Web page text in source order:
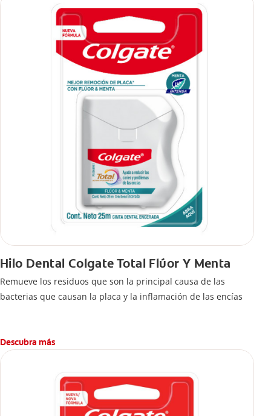
Hilo Dental Colgate Total Flúor Y Menta
Remueve los residuos que son la principal causa de las
bacterias que causan la placa y la inflamación de las encías
Descubra más